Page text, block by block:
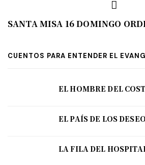
SANTA MISA 16 DOMINGO
CUENTOS PARA ENTENDER EL
EL HOMBRE DEL
EL PAÍS DE LOS
LA FILA DEL